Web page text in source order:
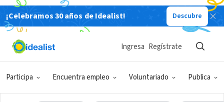
¡Celebramos 30 años de Idealist! Descubre
Participa Encuentra empleo Voluntariado Publica
Ingresa Regístrate
ORGANIZACIÓN SIN FIN DE LUCRO
Fairfield University